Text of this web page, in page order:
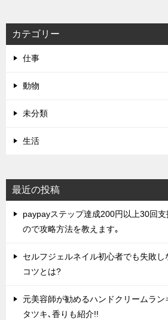
カテゴリー
仕事
動物
未分類
生活
最近の投稿
paypayステップ達成200円以上30回
ので攻略方法を教えます｡
セルフジェルネイル初心者でも失敗し
コツとは?
元美容師が勧めるハンドクリームラ
タツキ､香りも紹介!!